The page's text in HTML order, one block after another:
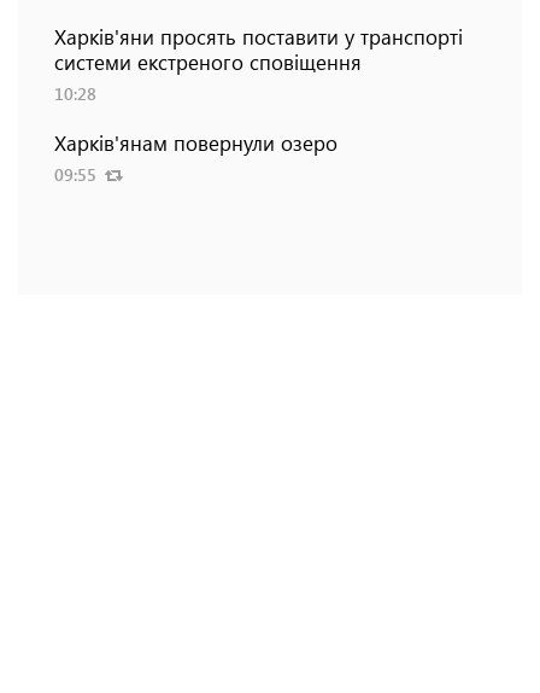
Харків'яни просять поставити у транспорті
системи екстреного сповіщення
10:28
Харків'янам повернули озеро
09:55